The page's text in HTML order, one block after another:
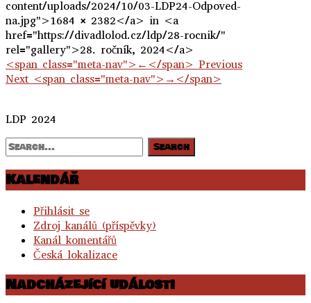
content/uploads/2024/10/03-LDP24-Odpoved-
na.jpg">1684 × 2382</a> in <a
href="https://divadlolod.cz/ldp/28-rocnik/"
rel="gallery">28. ročník, 2024</a>
<span class="meta-nav">←</span> Previous
Next <span class="meta-nav">→</span>
LDP 2024
Kalendář
Přihlásit se
Zdroj kanálů (příspěvky)
Kanál komentářů
Česká lokalizace
Nadcházející události